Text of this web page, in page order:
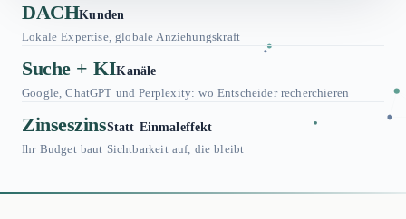
Geschäftliche E-Mail *
Vorname Nachname
DACHKunden
Lokale Expertise, globale Anziehungskraft
Suche + KIKanäle
Google, ChatGPT und Perplexity: wo Entscheider recherchieren
ZinseszinsStatt Einmaleffekt
Ihr Budget baut Sichtbarkeit auf, die bleibt